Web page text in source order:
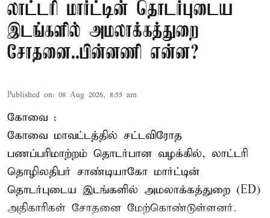
லாட்டரி மார்ட்டின் தொடர்புடைய
இடங்களில் அமலாக்கத்துறை
சோதனை..பின்னணி என்ன?
Published on: 08 Aug 2026, 8:55 am
கோவை :
கோவை மாவட்டத்தில் சட்டவிரோத
பணப்பரிமாற்றம் தொடர்பான வழக்கில், லாட்டரி
தொழிலதிபர் சாண்டியாகோ மார்ட்டின்
தொடர்புடைய இடங்களில் அமலாக்கத்துறை (ED)
அதிகாரிகள் சோதனை மேற்கொண்டுள்ளனர்.